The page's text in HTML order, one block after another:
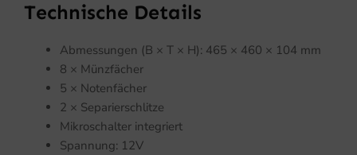
Technische Details
Abmessungen (B × T × H): 465 × 460 × 104 mm
8 × Münzfächer
5 × Notenfächer
2 × Separierschlitze
Mikroschalter integriert
Spannung: 12V